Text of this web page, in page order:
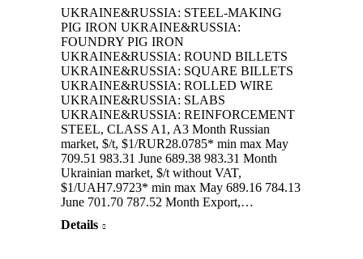
2011
UKRAINE&RUSSIA: STEEL-MAKING
PIG IRON UKRAINE&RUSSIA:
FOUNDRY PIG IRON
UKRAINE&RUSSIA: ROUND BILLETS
UKRAINE&RUSSIA: SQUARE BILLETS
UKRAINE&RUSSIA: ROLLED WIRE
UKRAINE&RUSSIA: SLABS
UKRAINE&RUSSIA: REINFORCEMENT
STEEL, CLASS A1, A3 Month Russian
market, $/t, $1/RUR28.0785* min max May
709.51 983.31 June 689.38 983.31 Month
Ukrainian market, $/t without VAT,
$1/UAH7.9723* min max May 689.16 784.13
June 701.70 787.52 Month Export,…
Details